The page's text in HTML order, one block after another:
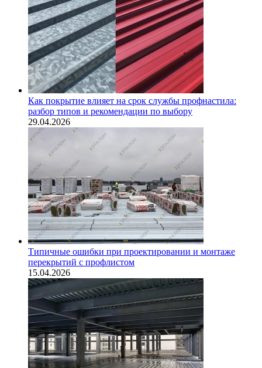
Как покрытие влияет на срок службы профнастила:
разбор типов и рекомендации по выбору
29.04.2026
Типичные ошибки при проектировании и монтаже
перекрытий с профлистом
15.04.2026